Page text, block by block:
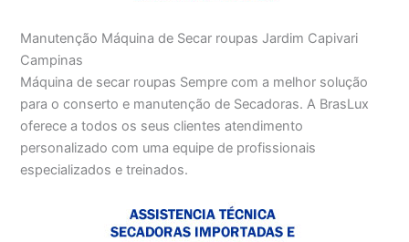
Manutenção Máquina de Secar roupas Jardim Capivari
Campinas
Máquina de secar roupas Sempre com a melhor solução
para o conserto e manutenção de Secadoras. A BrasLux
oferece a todos os seus clientes atendimento
personalizado com uma equipe de profissionais
especializados e treinados.